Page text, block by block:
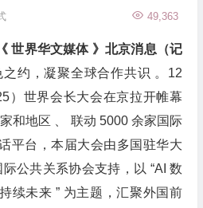
49,363
世界华文媒体 》北京消息（记
约，凝聚全球合作共识 。12
）世界会长大会在京拉开帷幕
和地区 、 联动 5000 余家国际
平台，本届大会由多国驻华大
公共关系协会支持，以 “AI 数
续未来 ” 为主题，汇聚外国前